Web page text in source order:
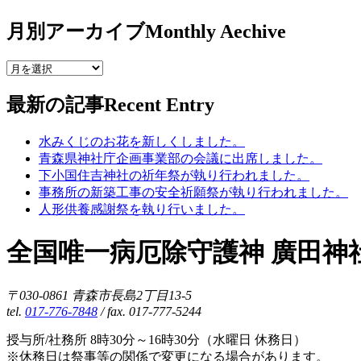
月別アーカイブMonthly Aechive
最新の記事Recent Entry
水みくじのお花を新しくしました。
青森県神社庁企画事業部の会議に出席しました。
下小国住吉神社の祈年祭が執り行われました。
事務所の新築工事の安全祈願祭が執り行われました。
人形供養感謝祭を執り行いました。
全国唯一病厄除守護神 廣田神
〒030-0861 青森市長島2丁目13-5
tel. 017-776-7848/ fax. 017-777-5244
授与所/社務所 8時30分～16時30分（水曜日 休務日）
※休務日は祭事等の関係で変更になる場合があります。